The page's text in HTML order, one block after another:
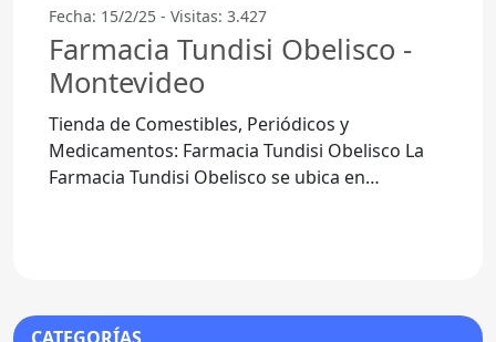
Fecha: 15/2/25 - Visitas: 3.427
Farmacia Tundisi Obelisco -
Montevideo
Tienda de Comestibles, Periódicos y
Medicamentos: Farmacia Tundisi Obelisco La
Farmacia Tundisi Obelisco se ubica en